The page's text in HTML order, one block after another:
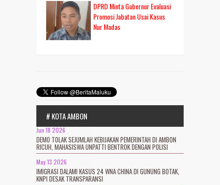
DPRD Minta Gubernur Evaluasi
Promosi Jabatan Usai Kasus
Nur Madas
# KOTA AMBON
Jun 18 2026
DEMO TOLAK SEJUMLAH KEBIJAKAN PEMERINTAH DI AMBON
RICUH, MAHASISWA UNPATTI BENTROK DENGAN POLISI
May 13 2026
IMIGRASI DALAMI KASUS 24 WNA CHINA DI GUNUNG BOTAK,
KNPI DESAK TRANSPARANSI